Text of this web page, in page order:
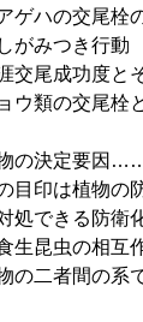
ゲハの交尾栓
がみつき行動
交尾成功度と
ウ類の交尾栓
の決定要因
目印は植物の
処できる防衛
生昆虫の相互
の二者間の系